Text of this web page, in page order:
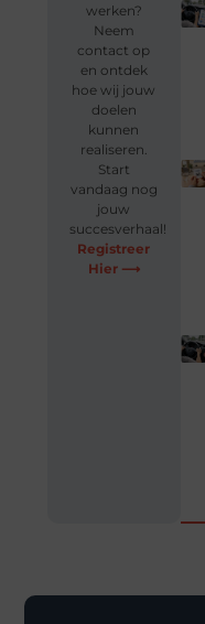
werken?
Neem
contact op
en ontdek
hoe wij jouw
doelen
kunnen
realiseren.
Start
vandaag nog
jouw
succesverhaal!
Registreer
Hier ⟶